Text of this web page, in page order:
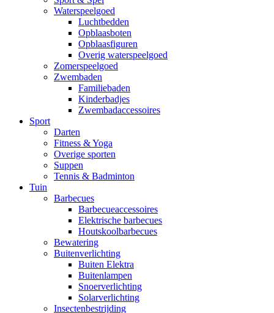
Waterspeelgoed
Luchtbedden
Opblaasboten
Opblaasfiguren
Overig waterspeelgoed
Zomerspeelgoed
Zwembaden
Familiebaden
Kinderbadjes
Zwembadaccessoires
Sport
Darten
Fitness & Yoga
Overige sporten
Suppen
Tennis & Badminton
Tuin
Barbecues
Barbecueaccessoires
Elektrische barbecues
Houtskoolbarbecues
Bewatering
Buitenverlichting
Buiten Elektra
Buitenlampen
Snoerverlichting
Solarverlichting
Insectenbestrijding